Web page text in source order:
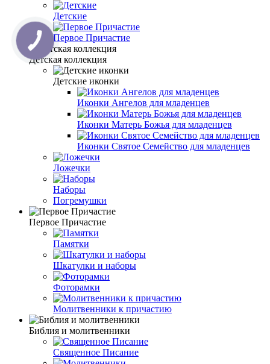
Детские
Первое Причастие
Детская коллекция
Детские иконки
Иконки Ангелов для младенцев
Иконки Матерь Божья для младенцев
Иконки Святое Семейство для младенцев
Ложечки
Наборы
Погремушки
Первое Причастие
Памятки
Шкатулки и наборы
Фоторамки
Молитвенники к причастию
Библия и молитвенники
Священное Писание